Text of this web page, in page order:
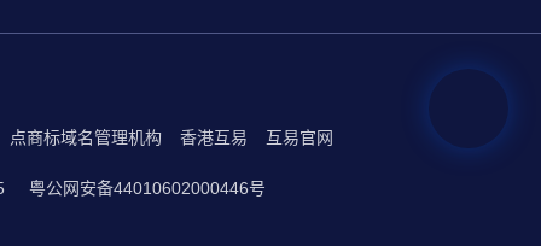
点商标域名管理机构 香港互易 互易官网
粤公网安备44010602000446号